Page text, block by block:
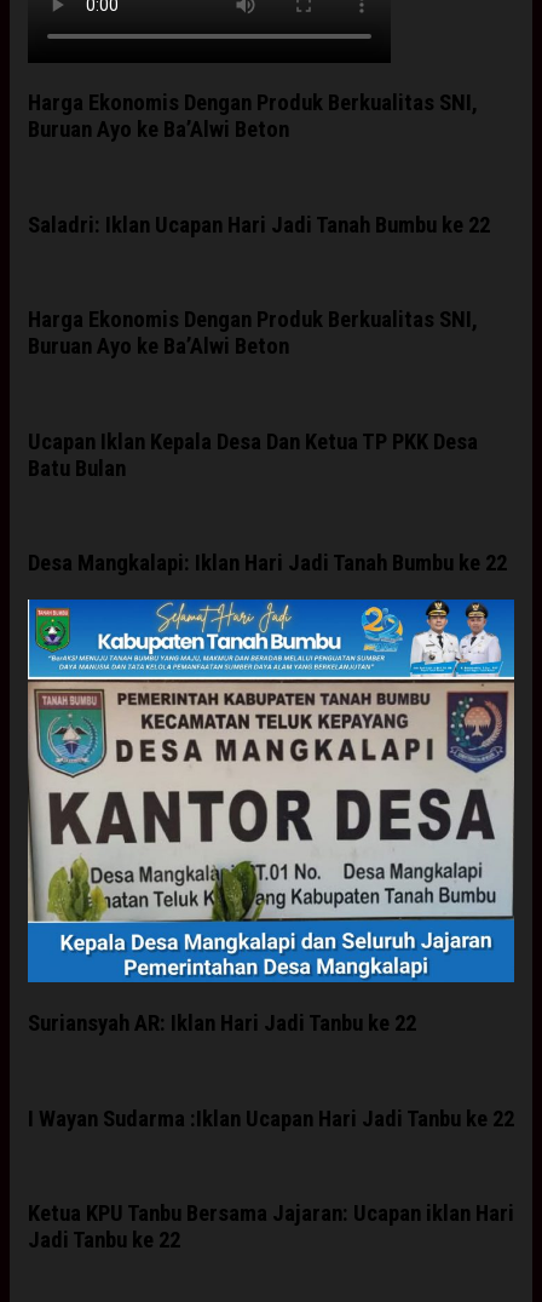
Harga Ekonomis Dengan Produk Berkualitas SNI,
Buruan Ayo ke Ba’Alwi Beton
Saladri: Iklan Ucapan Hari Jadi Tanah Bumbu ke 22
Harga Ekonomis Dengan Produk Berkualitas SNI,
Buruan Ayo ke Ba’Alwi Beton
Ucapan Iklan Kepala Desa Dan Ketua TP PKK Desa
Batu Bulan
Desa Mangkalapi: Iklan Hari Jadi Tanah Bumbu ke 22
Suriansyah AR: Iklan Hari Jadi Tanbu ke 22
I Wayan Sudarma :Iklan Ucapan Hari Jadi Tanbu ke 22
Ketua KPU Tanbu Bersama Jajaran: Ucapan iklan Hari
Jadi Tanbu ke 22